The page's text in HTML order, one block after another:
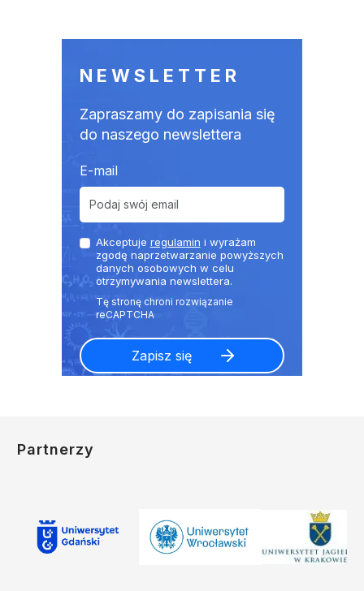
NEWSLETTER
Zapraszamy do zapisania się
do naszego newslettera
E-mail
Akceptuje regulamin i wyrażam
zgodę naprzetwarzanie powyższych
danych osobowych w celu
otrzymywania newslettera.
Partnerzy